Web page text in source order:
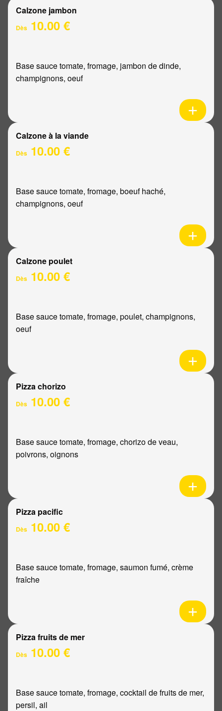
Calzone jambon
Dès 10.00 €
Base sauce tomate, fromage, jambon de dinde,
champignons, oeuf
Calzone à la viande
Dès 10.00 €
Base sauce tomate, fromage, boeuf haché,
champignons, oeuf
Calzone poulet
Dès 10.00 €
Base sauce tomate, fromage, poulet, champignons,
oeuf
Pizza chorizo
Dès 10.00 €
Base sauce tomate, fromage, chorizo de veau,
poivrons, oignons
Pizza pacific
Dès 10.00 €
Base sauce tomate, fromage, saumon fumé, crème
fraîche
Pizza fruits de mer
Dès 10.00 €
Base sauce tomate, fromage, cocktail de fruits de mer,
persil, ail